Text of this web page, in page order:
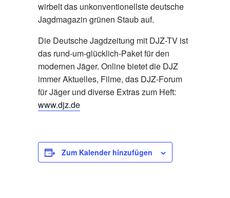
wirbelt das unkonventionellste deutsche
Jagdmagazin grünen Staub auf.
Die Deutsche Jagdzeitung mit DJZ-TV ist
das rund-um-glücklich-Paket für den
modernen Jäger. Online bietet die DJZ
immer Aktuelles, Filme, das DJZ-Forum
für Jäger und diverse Extras zum Heft:
www.djz.de
Zum Kalender hinzufügen